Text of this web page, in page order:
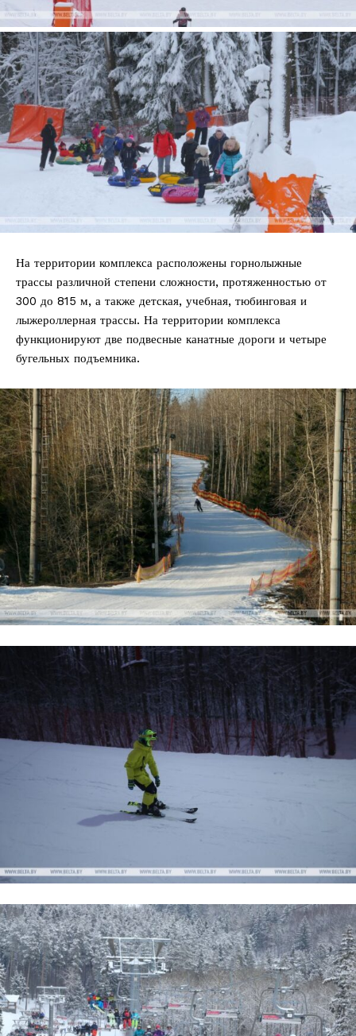
На территории комплекса расположены горнолыжные
трассы различной степени сложности, протяженностью от
300 до 815 м, а также детская, учебная, тюбинговая и
лыжероллерная трассы. На территории комплекса
функционируют две подвесные канатные дороги и четыре
бугельных подъемника.